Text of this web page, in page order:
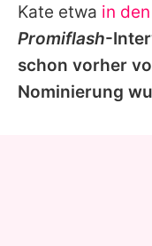
Kate etwa in
Promiflash-
schon vorher
Nominierung